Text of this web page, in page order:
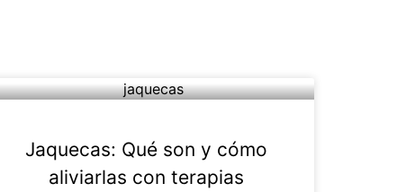
Jaquecas: Qué son y cómo
aliviarlas con terapias